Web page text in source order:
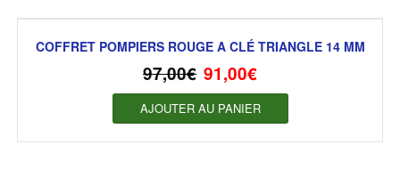
COFFRET POMPIERS ROUGE A CLÉ TRIANGLE 14 MM
97,00€ 91,00€
AJOUTER AU PANIER